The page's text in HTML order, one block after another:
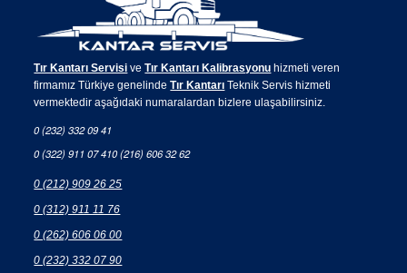
Tır Kantarı Servisi veTır Kantarı Kalibrasyonu hizmeti veren
firmamız Türkiye genelindeTır Kantarı Teknik Servis hizmeti
vermektedir aşağıdaki numaralardan bizlere ulaşabilirsiniz.
0 (232) 332 09 41
0 (322) 911 07 410 (216) 606 32 62
0 (212) 909 26 25
0 (312) 911 11 76
0 (262) 606 06 00
0 (232) 332 07 90